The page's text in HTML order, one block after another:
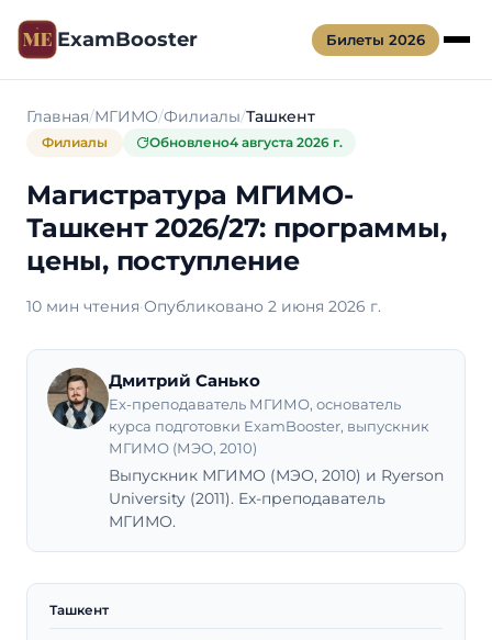
ExamBooster Билеты 2026
Главная МГИМО Филиалы Ташкент
Филиалы Обновлено4 августа 2026 г.
Магистратура МГИМО-
Ташкент 2026/27: программы,
цены, поступление
10 мин чтения·Опубликовано 2 июня 2026 г.
Дмитрий Санько
Ex-преподаватель МГИМО, основатель
курса подготовки ExamBooster, выпускник
МГИМО (МЭО, 2010)
Выпускник МГИМО (МЭО, 2010) и Ryerson
University (2011). Ex-преподаватель
МГИМО.
Ташкент